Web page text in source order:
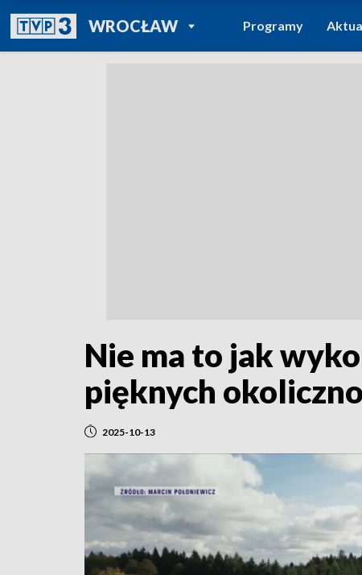
WROCŁAWPOWRÓT DO
TVP REGIONY
Programy
Nie ma to jak
pięknych
2025-10-13